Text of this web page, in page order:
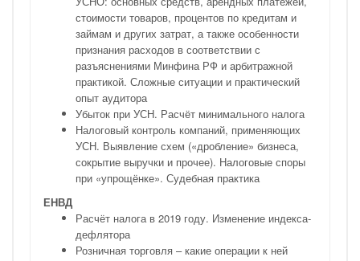
стоимости товаров, процентов по кредитам и
займам и других затрат, а также особенности
признания расходов в соответствии с
разъяснениями Минфина РФ и арбитражной
практикой. Сложные ситуации и практический
опыт аудитора
Убыток при УСН. Расчёт минимального налога
Налоговый контроль компаний, применяющих
УСН. Выявление схем («дробление» бизнеса,
сокрытие выручки и прочее). Налоговые споры
при «упрощёнке». Судебная практика
ЕНВД
Расчёт налога в 2019 году. Изменение индекса-
дефлятора
Розничная торговля – какие операции к ней